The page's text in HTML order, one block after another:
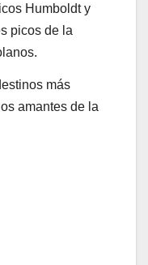
Humboldt y
picos de la
más
amantes de la